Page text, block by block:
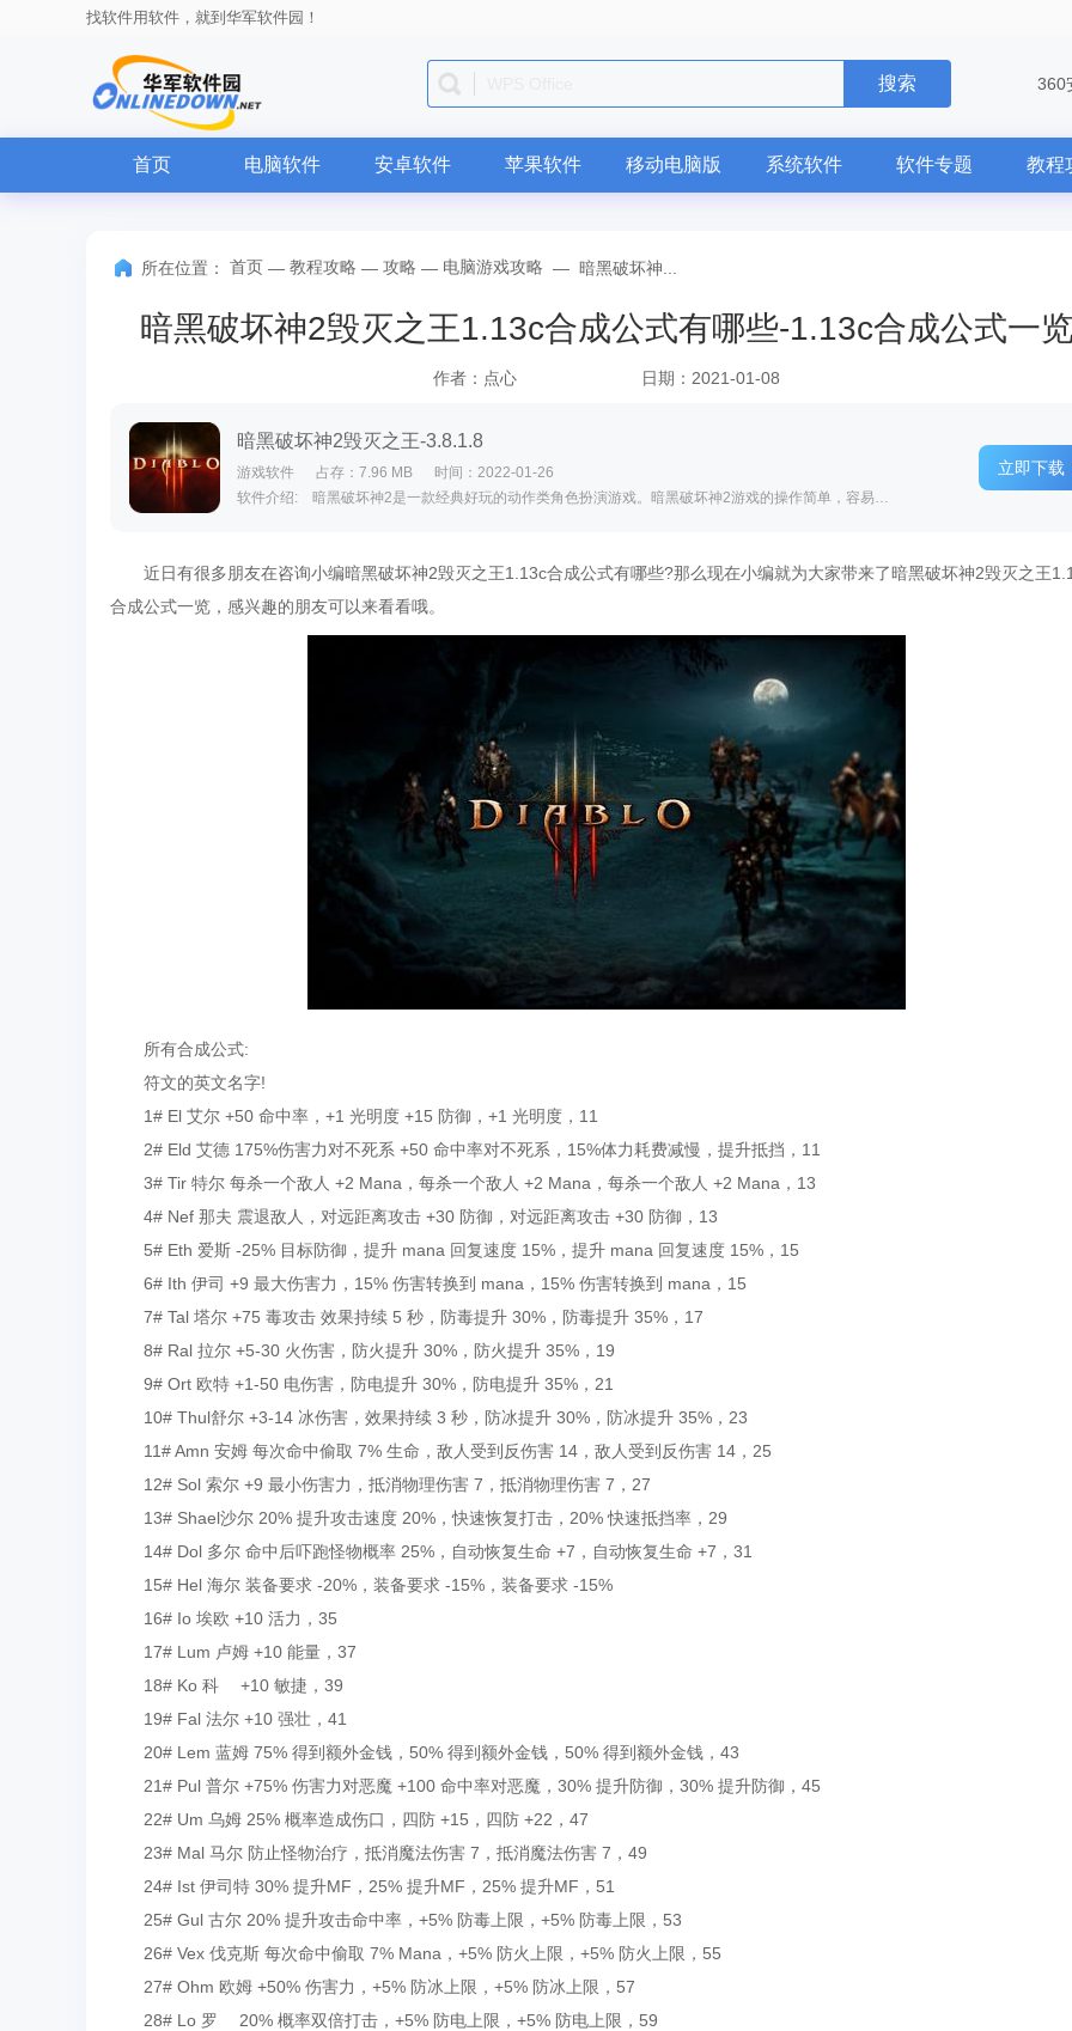
找软件用软件，就到华军软件园！
搜索 360
首页 电脑软件 安卓软件 苹果软件 移动电脑版 系统软件 软件专题 教程
所在位置： 首页 — 教程攻略 — 攻略 — 电脑游戏攻略 — 暗黑破坏神...
暗黑破坏神2毁灭之王1.13c合成公式有哪些-1.13c合成公式一
作者：点心 日期：2021-01-08
暗黑破坏神2毁灭之王-3.8.1.8
游戏软件 占存：7.96 MB
时间：2022-01-26
软件介绍: 暗黑破坏神2是一款经典好玩的动作类角色扮演游戏。暗黑破坏神2游戏的操作简单，容易上手，游戏的...
立即下载
近日有很多朋友在咨询小编暗黑破坏神2毁灭之王1.13c合成公式有哪些?那么现在小编就为大家带来了暗黑破坏神2毁灭之王
合成公式一览，感兴趣的朋友可以来看看哦。
所有合成公式:
符文的英文名字!
1# El 艾尔 +50 命中率，+1 光明度 +15 防御，+1 光明度，11
2# Eld 艾德 175%伤害力对不死系 +50 命中率对不死系，15%体力耗费减慢，提升抵挡，11
3# Tir 特尔 每杀一个敌人 +2 Mana，每杀一个敌人 +2 Mana，每杀一个敌人 +2 Mana，13
4# Nef 那夫 震退敌人，对远距离攻击 +30 防御，对远距离攻击 +30 防御，13
5# Eth 爱斯 -25% 目标防御，提升 mana 回复速度 15%，提升 mana 回复速度 15%，15
6# Ith 伊司 +9 最大伤害力，15% 伤害转换到 mana，15% 伤害转换到 mana，15
7# Tal 塔尔 +75 毒攻击 效果持续 5 秒，防毒提升 30%，防毒提升 35%，17
8# Ral 拉尔 +5-30 火伤害，防火提升 30%，防火提升 35%，19
9# Ort 欧特 +1-50 电伤害，防电提升 30%，防电提升 35%，21
10# Thul舒尔 +3-14 冰伤害，效果持续 3 秒，防冰提升 30%，防冰提升 35%，23
11# Amn 安姆 每次命中偷取 7% 生命，敌人受到反伤害 14，敌人受到反伤害 14，25
12# Sol 索尔 +9 最小伤害力，抵消物理伤害 7，抵消物理伤害 7，27
13# Shael沙尔 20% 提升攻击速度 20%，快速恢复打击，20% 快速抵挡率，29
14# Dol 多尔 命中后吓跑怪物概率 25%，自动恢复生命 +7，自动恢复生命 +7，31
15# Hel 海尔 装备要求 -20%，装备要求 -15%，装备要求 -15%
16# Io 埃欧 +10 活力，35
17# Lum 卢姆 +10 能量，37
18# Ko 科 +10 敏捷，39
19# Fal 法尔 +10 强壮，41
20# Lem 蓝姆 75% 得到额外金钱，50% 得到额外金钱，50% 得到额外金钱，43
21# Pul 普尔 +75% 伤害力对恶魔 +100 命中率对恶魔，30% 提升防御，30% 提升防御，45
22# Um 乌姆 25% 概率造成伤口，四防 +15，四防 +22，47
23# Mal 马尔 防止怪物治疗，抵消魔法伤害 7，抵消魔法伤害 7，49
24# Ist 伊司特 30% 提升MF，25% 提升MF，25% 提升MF，51
25# Gul 古尔 20% 提升攻击命中率，+5% 防毒上限，+5% 防毒上限，53
26# Vex 伐克斯 每次命中偷取 7% Mana，+5% 防火上限，+5% 防火上限，55
27# Ohm 欧姆 +50% 伤害力，+5% 防冰上限，+5% 防冰上限，57
28# Lo 罗 20% 概率双倍打击，+5% 防电上限，+5% 防电上限，59